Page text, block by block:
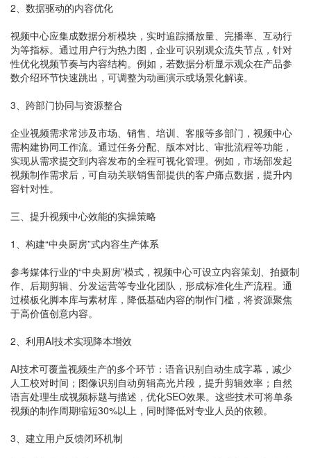
2、数据驱动的内容优化
视频中心应集成数据分析模块，实时追踪播放量、完播率、互动行
为等指标。通过用户行为热力图，企业可识别观众流失节点，针对
性优化视频节奏与内容结构。例如，若数据分析显示观众在产品参
数介绍环节快速跳出，可调整为动画演示或场景化解读。
3、跨部门协同与资源整合
企业视频需求常涉及市场、销售、培训、客服等多部门，视频中心
需构建协同工作流。通过任务分配、版本对比、审批流程等功能，
实现从需求提交到内容发布的全程可视化管理。例如，市场部发起
视频制作需求后，可自动关联销售部提供的客户痛点数据，提升内
容针对性。
三、提升视频中心效能的实操策略
1、构建“中央厨房”式内容生产体系
参考媒体行业的“中央厨房”模式，视频中心可设立内容策划、拍摄制
作、后期剪辑、分发运营等专业化团队，形成标准化生产流程。通
过模板化脚本库与素材库，降低基础内容的制作门槛，将资源聚焦
于高价值创意内容。
2、利用AI技术实现降本增效
AI技术可覆盖视频生产的多个环节：语音识别自动生成字幕，减少
人工校对时间；图像识别自动剪辑高光片段，提升剪辑效率；自然
语言处理生成视频标题与描述，优化SEO效果。这些技术可将单条
视频的制作周期缩短30%以上，同时降低对专业人员的依赖。
3、建立用户反馈闭环机制